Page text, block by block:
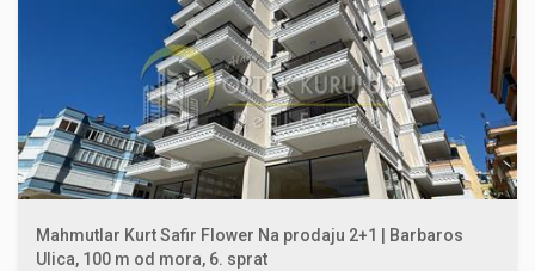
Mahmutlar Kurt Safir Flower Na prodaju 2+1 | Barbaros
Ulica, 100 m od mora, 6. sprat